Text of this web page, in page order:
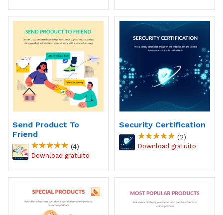
Send Product To
Friend
(4)
Security Certification
(2)